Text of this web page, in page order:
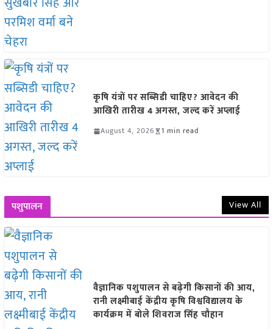
कृषि यंत्रों पर सब्सिडी चाहिए? आवेदन की
आखिरी तारीख 4 अगस्त, जल्द करें अप्लाई
August 4, 2026 1 min read
पशुपालन View All
वैज्ञानिक पशुपालन से बढ़ेगी किसानों की आय,
रानी लक्ष्मीबाई केंद्रीय कृषि विश्वविद्यालय के
कार्यक्रम में बोले शिवराज सिंह चौहान